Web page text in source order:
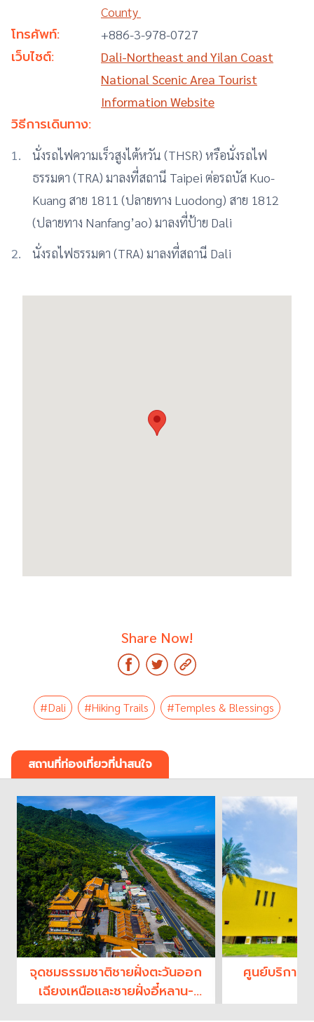
County
โทรศัพท์: +886-3-978-0727
เว็บไซต์:
Dali-Northeast and Yilan Coast
National Scenic Area Tourist
Information Website
วิธีการเดินทาง:
นั่งรถไฟความเร็วสูงไต้หวัน (THSR) หรือนั่งรถไฟ
ธรรมดา (TRA) มาลงที่สถานี Taipei ต่อรถบัส Kuo-
Kuang สาย 1811 (ปลายทาง Luodong) สาย 1812
(ปลายทาง Nanfang’ao) มาลงที่ป้าย Dali
นั่งรถไฟธรรมดา (TRA) มาลงที่สถานี Dali
Share Now!
#Dali #Hiking Trails #Temples & Blessings
สถานที่ท่องเที่ยวที่น่าสนใจ
จุดชมธรรมชาติชายฝั่งตะวันออก
เฉียงเหนือและชายฝั่งอี๋หลาน-
ศูนย์บริการนักท่องเที่ยวต้าหลี่
ศูนย์บริการ